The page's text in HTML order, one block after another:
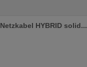
Netzkabel HYBRID solid...